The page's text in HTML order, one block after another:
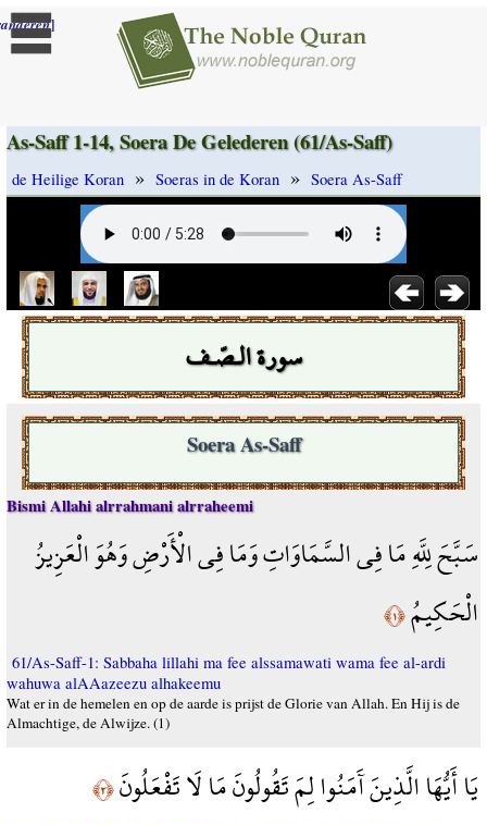
]
As-Saff 1-14, Soera De Gelederen (61/As-Saff)
de Heilige Koran » Soeras in de Koran » Soera As-Saff
سورة الـصّـف
Soera As-Saff
Bismi Allahi alrrahmani alrraheemi
سَبَّحَ لِلَّهِ مَا فِي السَّمَاوَاتِ وَمَا فِي الْأَرْضِ وَهُوَ الْعَزِيزُ
الْحَكِيمُ﴿١﴾
61/As-Saff-1: Sabbaha lillahi ma fee alssamawati wama fee al-ardi
wahuwa alAAazeezu alhakeemu
Wat er in de hemelen en op de aarde is prijst de Glorie van Allah. En Hij is de
Almachtige, de Alwijze. (1)
يَا أَيُّهَا الَّذِينَ آَمَنُوا لِمَ تَقُولُونَ مَا لَا تَفْعَلُونَ﴿٢﴾